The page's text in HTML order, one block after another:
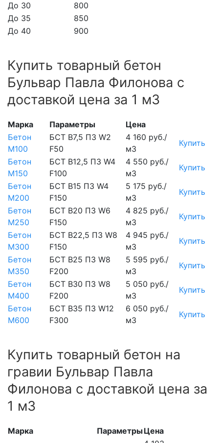
До 30
800
До 35
850
До 40
900
Купить товарный бетон
Бульвар Павла Филонова с
доставкой цена за 1 м3
Марка Параметры
Цена
Бетон
М100
БСТ В7,5 П3 W2
F50
4 160 руб./
м3
Купить
Бетон
М150
БСТ В12,5 П3 W4
F100
4 550 руб./
м3
Купить
Бетон
М200
БСТ В15 П3 W4
F150
5 175 руб./
м3
Купить
Бетон
М250
БСТ В20 П3 W6
F150
4 825 руб./
м3
Купить
Бетон
М300
БСТ В22,5 П3 W8
F150
4 945 руб./
м3
Купить
Бетон
М350
БСТ В25 П3 W8
F200
5 595 руб./
м3
Купить
Бетон
М400
БСТ В30 П3 W8
F200
5 050 руб./
м3
Купить
Бетон
М600
БСТ В35 П3 W12
F300
6 050 руб./
м3
Купить
Купить товарный бетон на
гравии Бульвар Павла
Филонова с доставкой цена за
1 м3
Марка ПараметрыЦена